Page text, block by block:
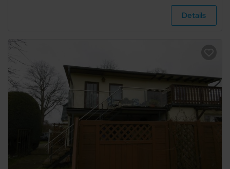
Details